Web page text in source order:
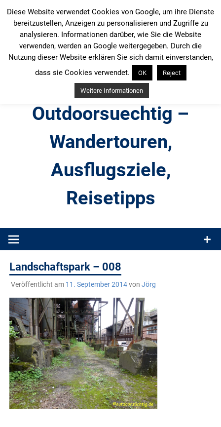
Inhalt
springen
Outdoorsuechtig –
Wandertouren,
Ausflugsziele,
Reisetipps
Produkttests und Buchrezensionen. Ein Blog für alle, die gern
Landschaftspark – 008
Veröffentlicht am 11. September 2014von Jörg
Diese Website verwendet Cookies von Google, um ihre Dienste
bereitzustellen, Anzeigen zu personalisieren und Zugriffe zu
analysieren. Informationen darüber, wie Sie die Website
verwenden, werden an Google weitergegeben. Durch die
Nutzung dieser Website erklären Sie sich damit einverstanden,
dass sie Cookies verwendet.
OK Reject
Weitere Informationen